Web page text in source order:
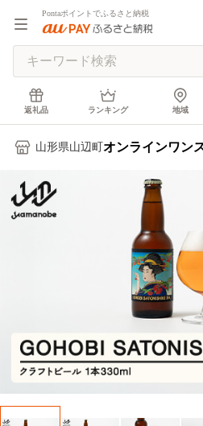
Pontaポイントでふるさと納税
返礼品 ランキング 地域
山形県山辺町 オンラインワン